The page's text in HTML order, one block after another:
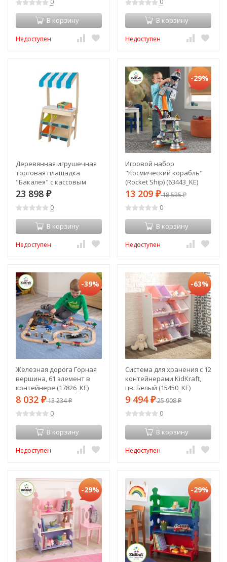
0
В корзину
Недоступен
0
В корзину
Недоступен
Деревянная игрушечная
торговая плащадка
"Бакалея" с кассовым
аппаратом (53017_KE)
23 898 ₽
0
В корзину
Недоступен
-29%
Игровой набор
"Космический корабль"
(Rocket Ship) (63443_KE)
13 209 ₽18 535₽
0
В корзину
Недоступен
-39%
Железная дорога Горная
вершина, 61 элемент в
контейнере (17826_KE)
8 032 ₽13 234₽
0
В корзину
Недоступен
-63%
Система для хранения с 12
контейнерами KidKraft,
цв. Белый (15450_KE)
9 494 ₽25 908₽
0
В корзину
Недоступен
-29% -29%